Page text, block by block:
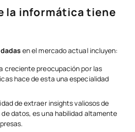
la informática tiene
en el mercado actual incluyen:
creciente preocupación por las
hace de esta una especialidad
de extraer insights valiosos de
datos, es una habilidad altamente